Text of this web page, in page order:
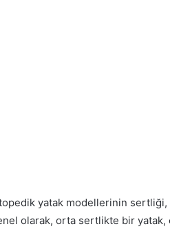
yatak modellerinin
olarak, orta sertlikte bir